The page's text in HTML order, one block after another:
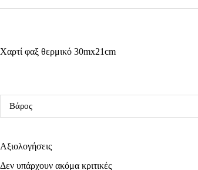
Χαρτί φαξ θερμικό 30mx21cm
Βάρος
Αξιολογήσεις
Δεν υπάρχουν ακόμα κριτικές